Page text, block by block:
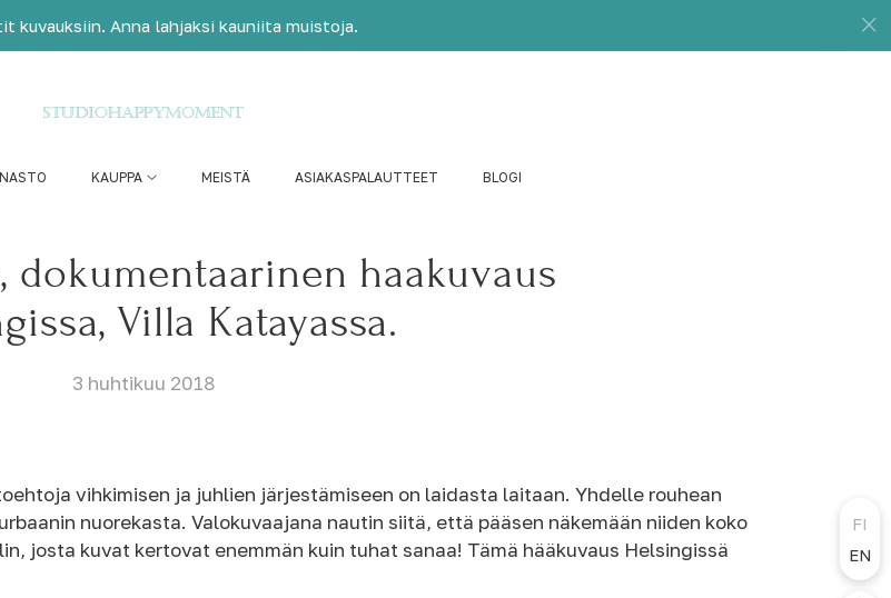
KAUPPA MEISTÄ ASIAKASPALAUTTEET BLOGI
haakuvaus
Villa Katayassa.
3 huhtikuu 2018
vihkimisen ja juhlien järjestämiseen on laidasta laitaan. Yhdelle rouhean
nuorekasta. Valokuvaajana nautin siitä, että pääsen näkemään niiden koko
josta kuvat kertovat enemmän kuin tuhat sanaa! Tämä hääkuvaus Helsingissä
FI
EN
kuvauksiin. Anna lahjaksi kauniita muistoja.